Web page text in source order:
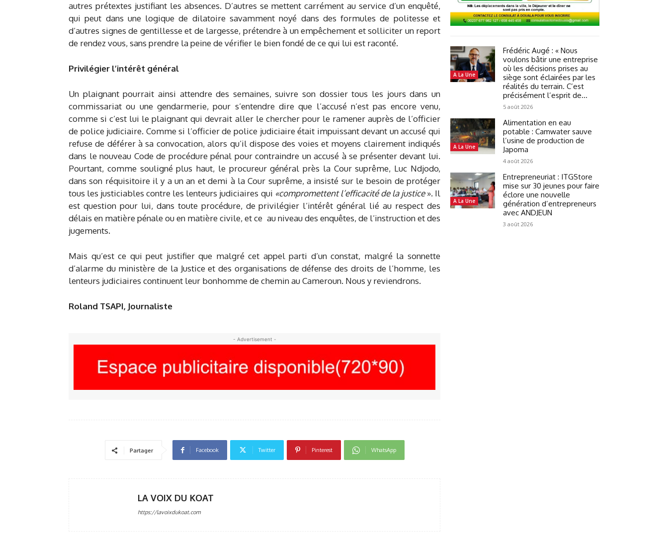
autres prétextes justifiant les absences. D’autres se mettent carrément au service d’un enquêté,
qui peut dans une logique de dilatoire savamment noyé dans des formules de politesse et
d’autres signes de gentillesse et de largesse, prétendre à un empêchement et solliciter un report
de rendez vous, sans prendre la peine de vérifier le bien fondé de ce qui lui est raconté.
Privilégier l’intérêt général
Un plaignant pourrait ainsi attendre des semaines, suivre son dossier tous les jours dans un
commissariat ou une gendarmerie, pour s’entendre dire que l’accusé n’est pas encore venu,
comme si c’est lui le plaignant qui devrait aller le chercher pour le ramener auprès de l’officier
de police judiciaire. Comme si l’officier de police judiciaire était impuissant devant un accusé qui
refuse de déférer à sa convocation, alors qu’il dispose des voies et moyens clairement indiqués
dans le nouveau Code de procédure pénal pour contraindre un accusé à se présenter devant lui.
Pourtant, comme souligné plus haut, le procureur général près la Cour suprême, Luc Ndjodo,
dans son réquisitoire il y a un an et demi à la Cour suprême, a insisté sur le besoin de protéger
tous les justiciables contre les lenteurs judiciaires qui «compromettent l’efficacité de la justice». Il
est question pour lui, dans toute procédure, de privilégier l’intérêt général lié au respect des
délais en matière pénale ou en matière civile, et ce au niveau des enquêtes, de l’instruction et des
jugements.
Mais qu’est ce qui peut justifier que malgré cet appel parti d’un constat, malgré la sonnette
d’alarme du ministère de la Justice et des organisations de défense des droits de l’homme, les
lenteurs judiciaires continuent leur bonhomme de chemin au Cameroun. Nous y reviendrons.
Roland TSAPI, Journaliste
- Advertisement -
Partager Facebook Twitter Pinterest WhatsApp
LA VOIX DU KOAT
https://lavoixdukoat.com
A La Une
Frédéric Augé : « Nous
voulons bâtir une entreprise
où les décisions prises au
siège sont éclairées par les
réalités du terrain. C’est
précisément l’esprit de...
5 août 2026
A La Une
Alimentation en eau
potable : Camwater sauve
l’usine de production de
Japoma
4 août 2026
A La Une
Entrepreneuriat : ITGStore
mise sur 30 jeunes pour faire
éclore une nouvelle
génération d’entrepreneurs
avec ANDJEUN
3 août 2026